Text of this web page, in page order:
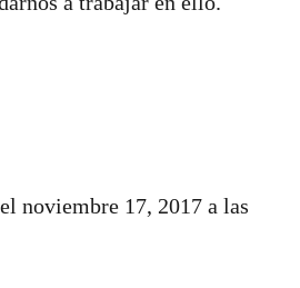
el noviembre 17, 2017 a las